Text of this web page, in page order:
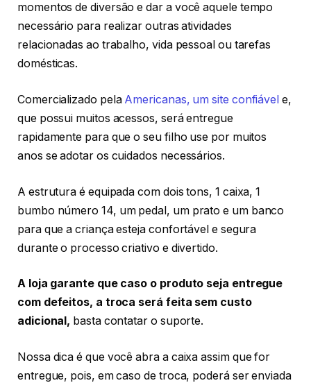
momentos de diversão e dar a você aquele tempo
necessário para realizar outras atividades
relacionadas ao trabalho, vida pessoal ou tarefas
domésticas.
Comercializado pela Americanas, um site confiável e,
que possui muitos acessos, será entregue
rapidamente para que o seu filho use por muitos
anos se adotar os cuidados necessários.
A estrutura é equipada com dois tons, 1 caixa, 1
bumbo número 14, um pedal, um prato e um banco
para que a criança esteja confortável e segura
durante o processo criativo e divertido.
A loja garante que caso o produto seja entregue
com defeitos, a troca será feita sem custo
adicional, basta contatar o suporte.
Nossa dica é que você abra a caixa assim que for
entregue, pois, em caso de troca, poderá ser enviada